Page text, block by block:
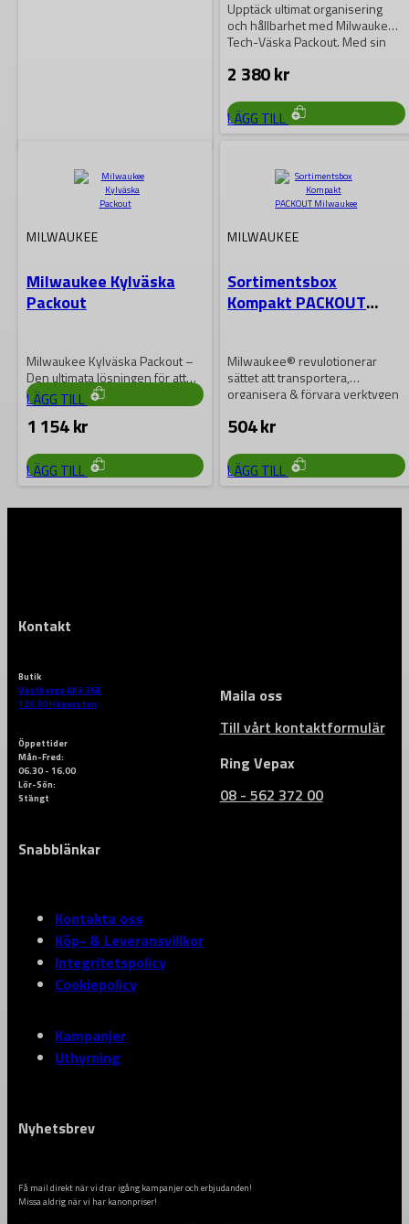
MILWAUKEE
Milwaukee
Förvaringsback
En mångsidiga
staplingsalternativ: vertikalt och
slags verktyg
966kr
LÄGG TILL
Upptäck ultimat organisering
och hållbarhet med Milwaukee
Tech-Väska Packout. Med sin
anpassningsbara…
2 380kr
LÄGG TILL
MILWAUKEE
Milwaukee Kylväska
Packout
Milwaukee Kylväska Packout –
Den ultimata lösningen för att
hålla din utrustning kyld under
de…
1 154kr
LÄGG TILL
MILWAUKEE
Sortimentsbox
Kompakt PACKOUT
Milwaukee® revulotionerar
sättet att transportera,
organisera & förvara verktygen
PACKOUT™…
504kr
LÄGG TILL
Kontakt
Butik
Västberga Allé 36B
126 30 Hägersten
Maila oss
Till vårt kontaktformulär
Öppettider
Mån-Fred:
06.30 - 16.00
Lör-Sön:
Stängt
Ring Vepax
08 - 562 372 00
Snabblänkar
Kontakta oss
Köp- & Leveransvillkor
Integritetspolicy
Cookiepolicy
Kampanjer
Uthyrning
Nyhetsbrev
Få mail direkt när vi drar igång kampanjer och erbjudanden!
Missa aldrig när vi har kanonpriser!